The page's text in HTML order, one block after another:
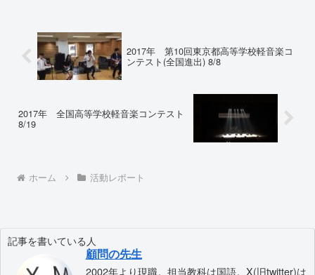
2017年 第10回東京都高等学校軽音楽コ
ンテスト(全国進出) 8/8
2017年 全国高等学校軽音楽コンテスト
8/19
ホーム 活動レポート
記事を書いている人
顧問の先生
2002年より現職。担当教科は国語。X(旧twitter)は